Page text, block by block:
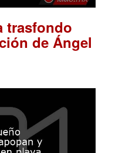
trasfondo
de Ángel